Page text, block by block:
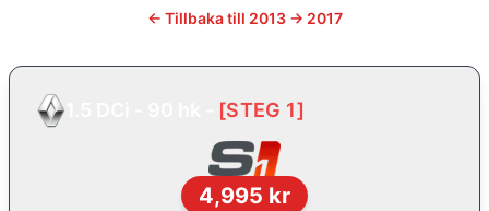
← Tillbaka till 2013 -> 2017
[STEG 1]
4,995 kr